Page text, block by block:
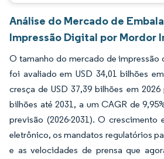
Análise do Mercado de
Impressão Digital por Mordor
O tamanho do mercado de impressão
foi avaliado em USD 34,01 bilhões
cresça de USD 37,39 bilhões em
bilhões até 2031, a um CAGR de
previsão (2026-2031). O crescimento
eletrônico, os mandatos regulatórios
e as velocidades de prensa que